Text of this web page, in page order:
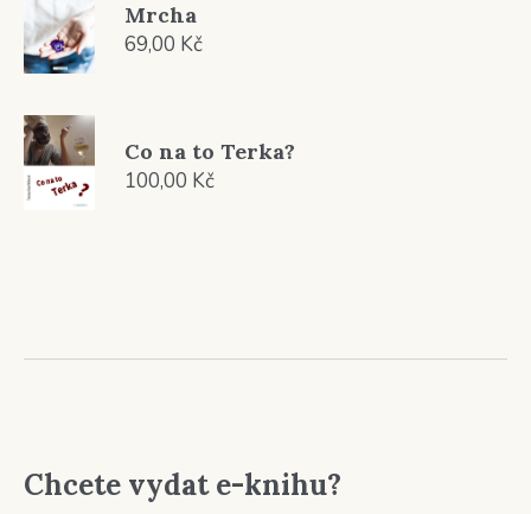
Mrcha
69,00 Kč
Co na to Terka?
100,00 Kč
Chcete vydat e-knihu?